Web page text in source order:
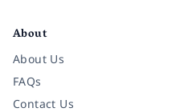
About
About Us
FAQs
Contact Us